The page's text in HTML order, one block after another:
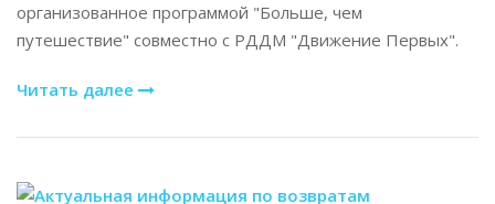
организованное программой "Больше, чем
путешествие" совместно с РДДМ "Движение Первых".
Читать далее